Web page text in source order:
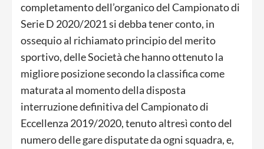
completamento dell’organico del Campionato di
Serie D 2020/2021 si debba tener conto, in
ossequio al richiamato principio del merito
sportivo, delle Società che hanno ottenuto la
migliore posizione secondo la classifica come
maturata al momento della disposta
interruzione definitiva del Campionato di
Eccellenza 2019/2020, tenuto altresì conto del
numero delle gare disputate da ogni squadra, e,